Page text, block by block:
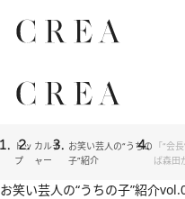
トッ
プ
カルチ
ャー
お笑い芸人の“うちの
子”紹介
「“会
ば森田
お笑い芸人の“うちの子”紹介